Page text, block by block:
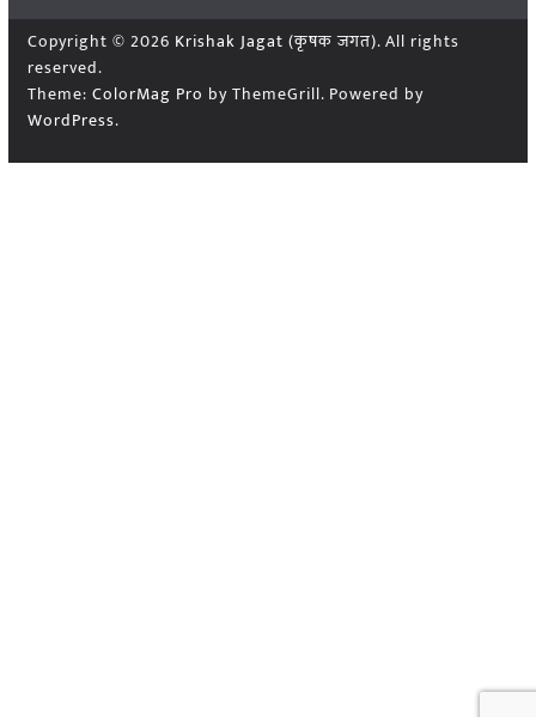
Copyright © 2026 Krishak Jagat (कृषक जगत). All rights
reserved.
Theme: ColorMag Pro by ThemeGrill. Powered by
WordPress.